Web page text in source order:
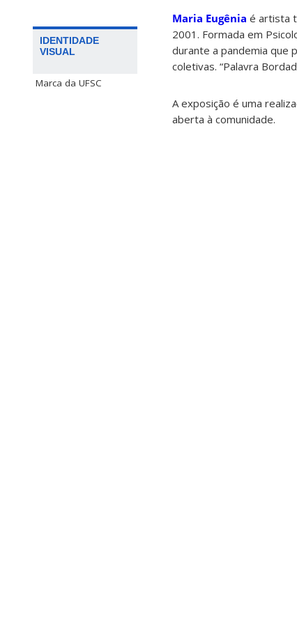
IDENTIDADE
VISUAL
Marca da UFSC
Maria Eugênia é artista
2001. Formada em
durante a pandemia que
coletivas. “Palavra
A exposição é uma
aberta à comunidade.